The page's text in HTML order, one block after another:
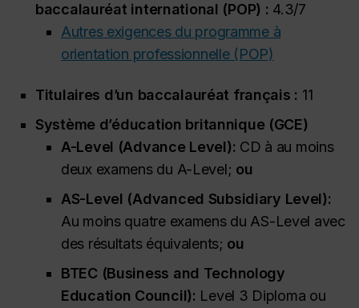
baccalauréat international (POP) : 4.3/7
Autres exigences du programme à
orientation professionnelle (POP)
Titulaires d’un baccalauréat français : 11
Système d’éducation britannique (GCE)
A-Level (Advance Level): CD à au moins
deux examens du A-Level; ou
AS-Level (Advanced Subsidiary Level):
Au moins quatre examens du AS-Level avec
des résultats équivalents; ou
BTEC (Business and Technology
Education Council): Level 3 Diploma ou